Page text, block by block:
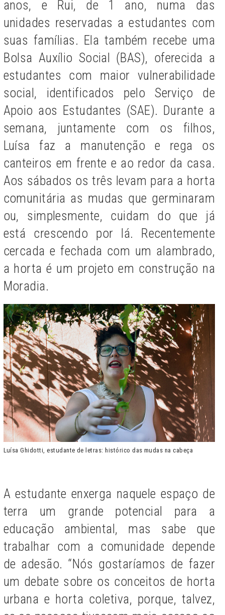
anos, e Rui, de 1 ano, numa das
unidades reservadas a estudantes com
suas famílias. Ela também recebe uma
Bolsa Auxílio Social (BAS), oferecida a
estudantes com maior vulnerabilidade
social, identificados pelo Serviço de
Apoio aos Estudantes (SAE). Durante a
semana, juntamente com os filhos,
Luísa faz a manutenção e rega os
canteiros em frente e ao redor da casa.
Aos sábados os três levam para a horta
comunitária as mudas que germinaram
ou, simplesmente, cuidam do que já
está crescendo por lá. Recentemente
cercada e fechada com um alambrado,
a horta é um projeto em construção na
Moradia.
Luísa Ghidotti, estudante de letras: histórico das mudas na cabeça
A estudante enxerga naquele espaço de
terra um grande potencial para a
educação ambiental, mas sabe que
trabalhar com a comunidade depende
de adesão. “Nós gostaríamos de fazer
um debate sobre os conceitos de horta
urbana e horta coletiva, porque, talvez,